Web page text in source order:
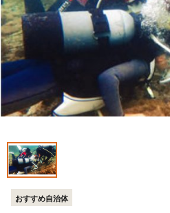
おすすめ自治体